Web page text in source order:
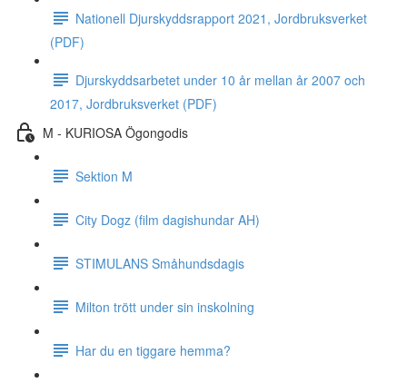
Nationell Djurskyddsrapport 2021, Jordbruksverket
(PDF)
Djurskyddsarbetet under 10 år mellan år 2007 och
2017, Jordbruksverket (PDF)
M - KURIOSA Ögongodis
Sektion M
City Dogz (film dagishundar AH)
STIMULANS Småhundsdagis
Milton trött under sin inskolning
Har du en tiggare hemma?